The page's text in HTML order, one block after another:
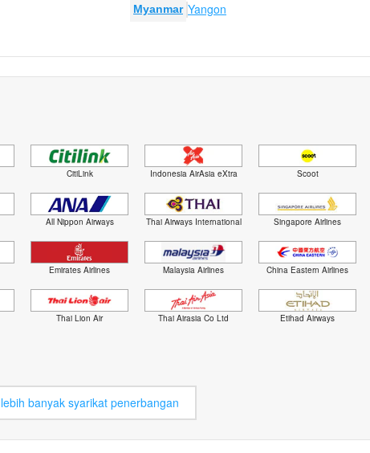
Myanmar Yangon
CitiLink Indonesia AirAsia eXtra Scoot
All Nippon Airways Thai Airways International Singapore Airlines
Emirates Airlines Malaysia Airlines China Eastern Airlines
Thai Lion Air Thai Airasia Co Ltd Etihad Airways
lebih banyak syarikat penerbangan